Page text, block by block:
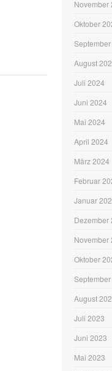
November
Oktober
August
Juli 2024
Juni 2024
Mai 2024
April 2024
März 2024
Februar
Januar
Dezember
November
Oktober
August
Juli 2023
Juni 2023
Mai 2023